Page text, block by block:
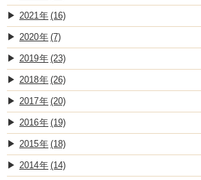
2021 (16)
2020 (7)
2019 (23)
2018 (26)
2017 (20)
2016 (19)
2015 (18)
2014 (14)